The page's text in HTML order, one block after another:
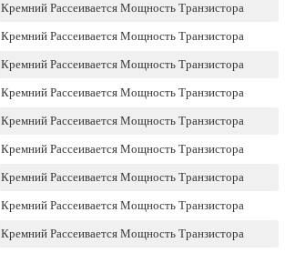
Кремний Рассеивается Мощность Транзистора
Кремний Рассеивается Мощность Транзистора
Кремний Рассеивается Мощность Транзистора
Кремний Рассеивается Мощность Транзистора
Кремний Рассеивается Мощность Транзистора
Кремний Рассеивается Мощность Транзистора
Кремний Рассеивается Мощность Транзистора
Кремний Рассеивается Мощность Транзистора
Кремний Рассеивается Мощность Транзистора